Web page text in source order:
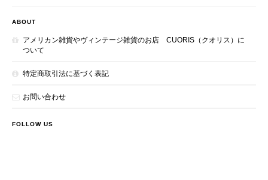
ABOUT
アメリカン雑貨やヴィンテージ雑貨のお店 CUORIS（クオリス）に
ついて
特定商取引法に基づく表記
お問い合わせ
FOLLOW US